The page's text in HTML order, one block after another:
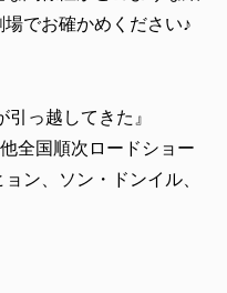
でお確かめください♪
引っ越してきた』
全国順次ロードショー
ン、ソン・ドンイル、